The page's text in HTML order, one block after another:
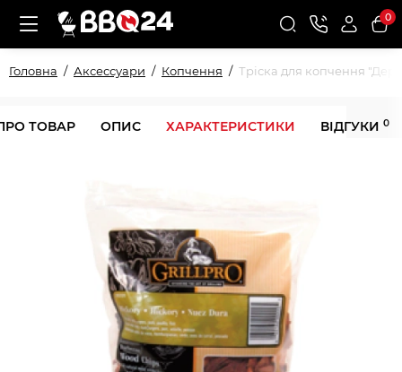
0
Головна Аксессуари Копчення Тріска для копчення
ТОВАР ОПИС ХАРАКТЕРИСТИКИ ВІДГУКИ 0